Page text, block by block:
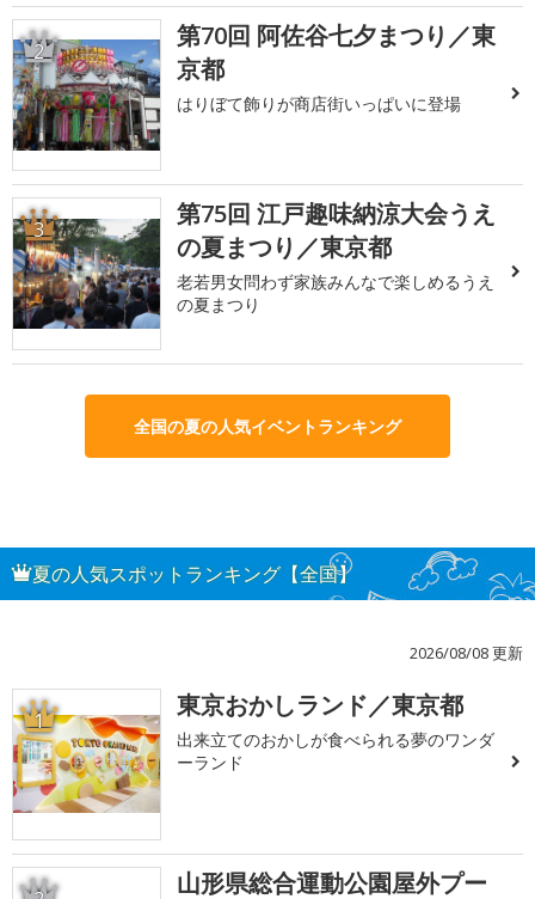
2
第70回 阿佐谷七夕まつり／東
京都
はりぼて飾りが商店街いっぱいに登場
3
第75回 江戸趣味納涼大会うえ
の夏まつり／東京都
老若男女問わず家族みんなで楽しめるうえ
の夏まつり
全国の夏の人気イベントランキング
夏の人気スポットランキング【全国】
2026/08/08 更新
1 東京おかしランド／東京都
出来立てのおかしが食べられる夢のワンダ
ーランド
山形県総合運動公園屋外プー